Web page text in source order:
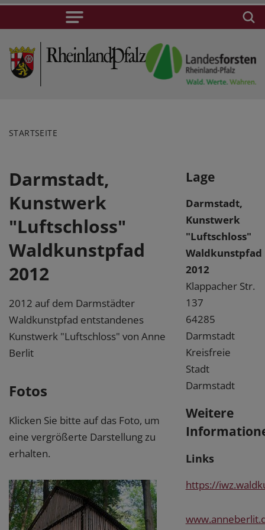
STARTSEITE
Darmstadt,
Kunstwerk
"Luftschloss"
Waldkunstpfad
2012
2012 auf dem Darmstädter
Waldkunstpfad entstandenes
Kunstwerk "Luftschloss" von Anne
Berlit
Fotos
Klicken Sie bitte auf das Foto, um
eine vergrößerte Darstellung zu
erhalten.
Lage
Darmstadt,
Kunstwerk
"Luftschloss"
Waldkunstpfad
2012
Klappacher Str.
137
64285
Darmstadt
Kreisfreie
Stadt
Darmstadt
Weitere
Links
https://